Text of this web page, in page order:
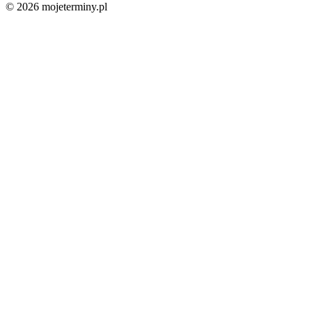
© 2026 mojeterminy.pl